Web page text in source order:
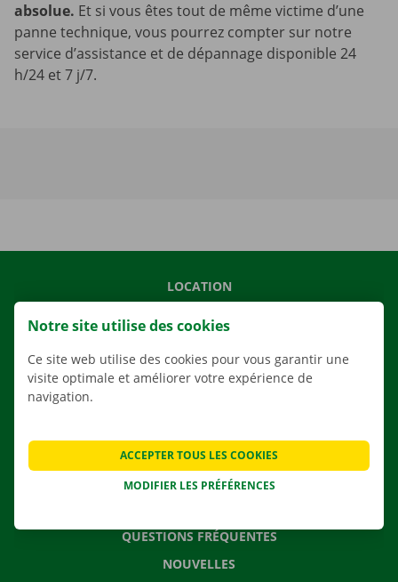
absolue. Et si vous êtes tout de même victime d’une
panne technique, vous pourrez compter sur notre
service d’assistance et de dépannage disponible 24
h/24 et 7 j/7.
LOCATION
AGENCES
QUESTIONS FRÉQUENTES
NOUVELLES
Notre site utilise des cookies
Ce site web utilise des cookies pour vous garantir une
visite optimale et améliorer votre expérience de
navigation.
MODIFIER LES PRÉFÉRENCES
ACCEPTER TOUS LES COOKIES